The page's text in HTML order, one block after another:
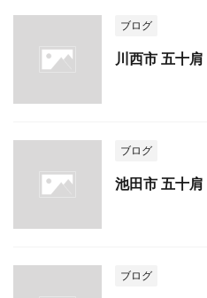
ブログ
川西市 五十肩
ブログ
池田市 五十肩
ブログ